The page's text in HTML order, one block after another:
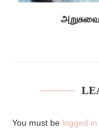
You must be logged in